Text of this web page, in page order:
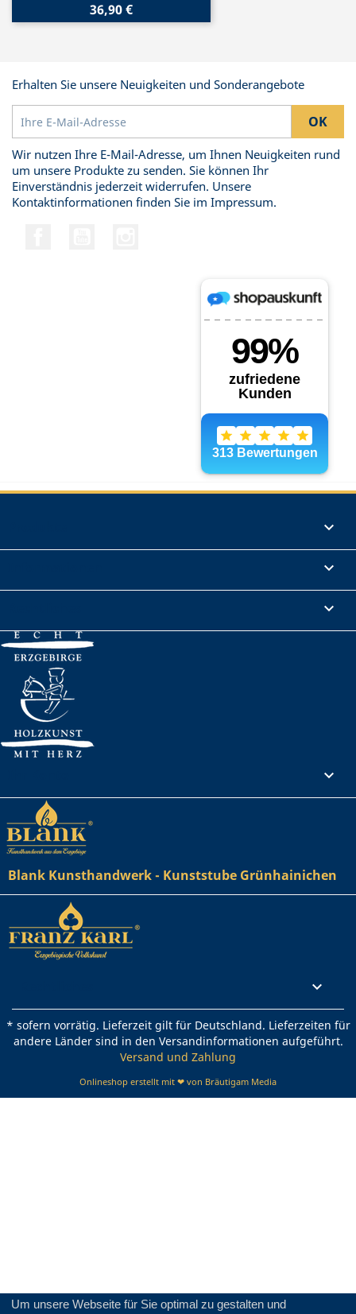
Um unsere Webseite für Sie optimal zu gestalten und
36,90 €
Erhalten Sie unsere Neuigkeiten und Sonderangebote
Wir nutzen Ihre E-Mail-Adresse, um Ihnen Neuigkeiten rund
um unsere Produkte zu senden. Sie können Ihr
Einverständnis jederzeit widerrufen. Unsere
Kontaktinformationen finden Sie im Impressum.




Blank Kunsthandwerk - Kunststube Grünhainichen

* sofern vorrätig. Lieferzeit gilt für Deutschland. Lieferzeiten für
andere Länder sind in den Versandinformationen aufgeführt.
Versand und Zahlung
Onlineshop erstellt mit ❤ von Bräutigam Media